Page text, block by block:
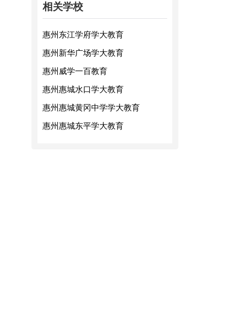
相关学校
惠州东江学府学大教育
惠州新华广场学大教育
惠州威学一百教育
惠州惠城水口学大教育
惠州惠城黄冈中学学大教育
惠州惠城东平学大教育